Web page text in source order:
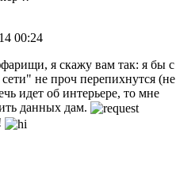
00:24
я скажу вам так: я бы с
не проч перепихнутся (не
идет об интерьере, то мне
данных дам.